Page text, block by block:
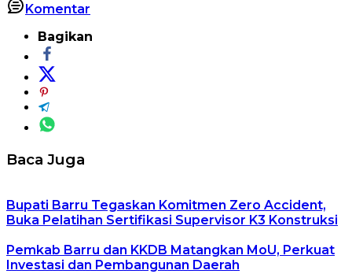
Komentar
Bagikan
Baca Juga
Bupati Barru Tegaskan Komitmen Zero Accident,
Buka Pelatihan Sertifikasi Supervisor K3 Konstruksi
Pemkab Barru dan KKDB Matangkan MoU, Perkuat
Investasi dan Pembangunan Daerah